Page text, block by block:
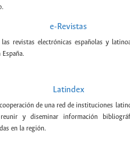
e-Revistas
revistas electrónicas españolas y
España.
Latindex
de una red de instituciones
y diseminar información
en la región.